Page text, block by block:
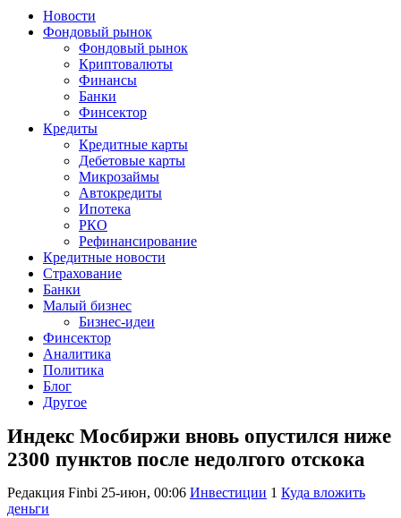
Новости
Фондовый рынок
Фондовый рынок
Криптовалюты
Финансы
Банки
Финсектор
Кредиты
Кредитные карты
Дебетовые карты
Микрозаймы
Автокредиты
Ипотека
РКО
Рефинансирование
Кредитные новости
Страхование
Банки
Малый бизнес
Бизнес-идеи
Финсектор
Аналитика
Политика
Блог
Другое
Индекс Мосбиржи вновь опустился ниже
2300 пунктов после недолгого отскока
Редакция Finbi 25-июн, 00:06 Инвестиции 1 Куда вложить
деньги